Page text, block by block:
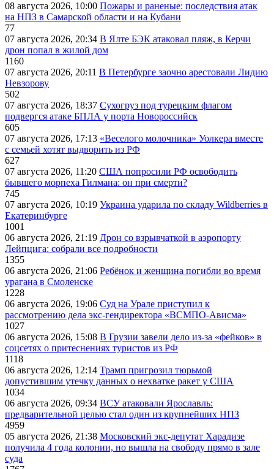
08 августа 2026, 10:00 Пожары и раненые: последствия атак
на НПЗ в Самарской области и на Кубани
77
07 августа 2026, 20:34 В Ялте БЭК атаковал пляж, в Керчи
дрон попал в жилой дом
1160
07 августа 2026, 20:11 В Петербурге заочно арестовали Лидию
Невзорову
502
07 августа 2026, 18:37 Сухогруз под турецким флагом
подвергся атаке БПЛА у порта Новороссийск
605
07 августа 2026, 17:13 «Веселого молочника» Уолкера вместе
с семьей хотят выдворить из РФ
627
07 августа 2026, 11:20 США попросили РФ освободить
бывшего морпеха Гилмана: он при смерти?
745
07 августа 2026, 10:19 Украина ударила по складу Wildberries в
Екатеринбурге
1001
06 августа 2026, 21:19 Дрон со взрывчаткой в аэропорту
Лейпцига: собрали все подробности
1355
06 августа 2026, 21:06 Ребёнок и женщина погибли во время
урагана в Смоленске
1228
06 августа 2026, 19:06 Суд на Урале приступил к
рассмотрению дела экс-гендиректора «ВСМПО-Ависма»
1027
06 августа 2026, 15:08 В Грузии завели дело из-за «фейков» в
соцсетях о притеснениях туристов из РФ
1118
06 августа 2026, 12:14 Трамп пригрозил тюрьмой
допустившим утечку данных о нехватке ракет у США
1034
06 августа 2026, 09:34 ВСУ атаковали Ярославль:
предварительной целью стал один из крупнейших НПЗ
4959
05 августа 2026, 21:38 Московский экс-депутат Харадизе
получила 4 года колонии, но вышла на свободу прямо в зале
суда